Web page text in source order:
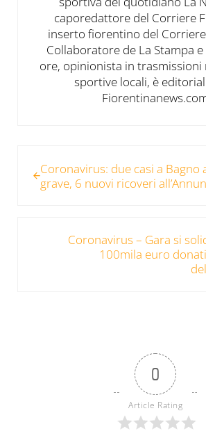
caporedattore del Corriere
inserto fiorentino del Corriere
Collaboratore de La Stampa
ore, opinionista in
sportive locali, è
Coronavirus: due casi a Bagno
grave, 6 nuovi ricoveri
Coronavirus – Gara si
100mila euro
0
Article Rating